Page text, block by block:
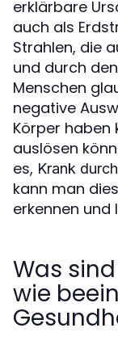
erklärbare
auch als
Strahlen, die
und durch
Menschen
negative
Körper haben
auslösen
es, Krank
kann man
erkennen und
Was
wie